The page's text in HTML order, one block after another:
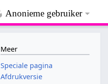
Anonieme gebruiker
Meer
Speciale pagina
Afdrukversie